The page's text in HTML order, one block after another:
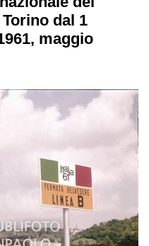
dal 1
maggio